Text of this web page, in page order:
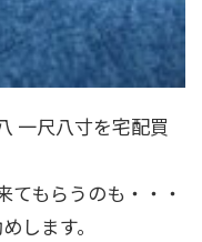
一尺八寸を宅配買
てもらうのも・・・
します。